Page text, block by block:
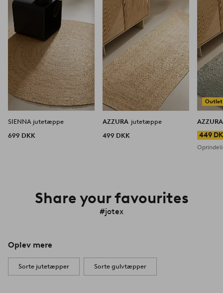
favoritter
SIENNA jutetæppe
699 DKK
favoritter
AZZURA jutetæppe
499 DKK
Outlet
449
Share your favourites
#jotex
Oplev mere
Sorte jutetæpper Sorte gulvtæpper